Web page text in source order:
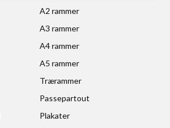
A2 rammer
A3 rammer
A4 rammer
A5 rammer
Trærammer
Passepartout
Plakater